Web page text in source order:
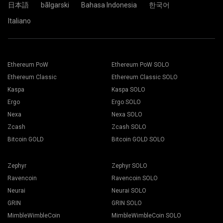
butonuna basın.
basın.
Açılır listeden Cüzdanınızı, Coin'inizi ve Madencinizi seçin.
Madenciliği başlatmak için Tümüne uygula butonuna basın.
2Miners madencilik havuzunu seçin. Açılır pencere
日本語
bãlgarski Bahasa Indonesia
한국어
Italiano
Ethereum PoW
Ethereum Classic
Kaspa
Ergo
Nexa
Zcash
Bitcoin GOLD
Ethereum PoW SOLO
Ethereum Classic SOLO
Kaspa SOLO
Ergo SOLO
Nexa SOLO
Zcash SOLO
Bitcoin GOLD SOLO
Zephyr
Ravencoin
Neurai
GRIN
MimbleWimbleCoin
Zephyr SOLO
Ravencoin SOLO
Neurai SOLO
GRIN SOLO
MimbleWimbleCoin SOLO